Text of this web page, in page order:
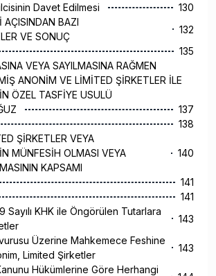
Davet Edilmesi
130
AÇISINDAN BAZI
VE SONUÇ
132
135
VEYA SAYILMASINA RAĞMEN
ANONİM VE LİMİTED ŞİRKETLER İLE
ÖZEL TASFİYE USULÜ
137
138
ŞİRKETLER VEYA
MÜNFESİH OLMASI VEYA
KAPSAMI
140
141
141
Sayılı KHK ile Öngörülen Tutarlara
143
Üzerine Mahkemece Feshine
Limited Şirketler
143
Hükümlerine Göre Herhangi